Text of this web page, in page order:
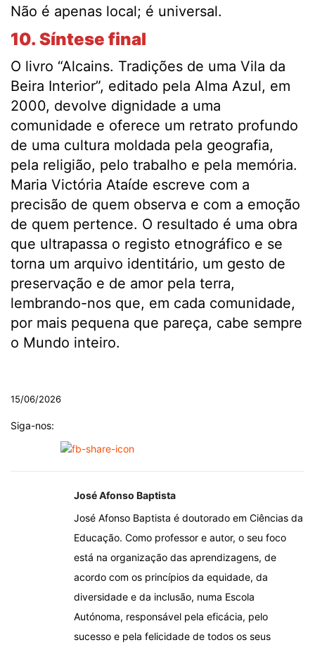
Não é apenas local; é universal.
10. Síntese final
O livro “Alcains. Tradições de uma Vila da
Beira Interior”, editado pela Alma Azul, em
2000, devolve dignidade a uma
comunidade e oferece um retrato profundo
de uma cultura moldada pela geografia,
pela religião, pelo trabalho e pela memória.
Maria Victória Ataíde escreve com a
precisão de quem observa e com a emoção
de quem pertence. O resultado é uma obra
que ultrapassa o registo etnográfico e se
torna um arquivo identitário, um gesto de
preservação e de amor pela terra,
lembrando-nos que, em cada comunidade,
por mais pequena que pareça, cabe sempre
o Mundo inteiro.
15/06/2026
Siga-nos:
José Afonso Baptista
José Afonso Baptista é doutorado em Ciências da
Educação. Como professor e autor, o seu foco
está na organização das aprendizagens, de
acordo com os princípios da equidade, da
diversidade e da inclusão, numa Escola
Autónoma, responsável pela eficácia, pelo
sucesso e pela felicidade de todos os seus